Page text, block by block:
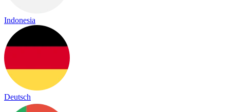
Indonesia
Deutsch